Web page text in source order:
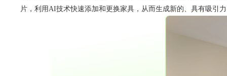
片，利用AI技术快速添加和更换家具，从而生成新的、具有吸引